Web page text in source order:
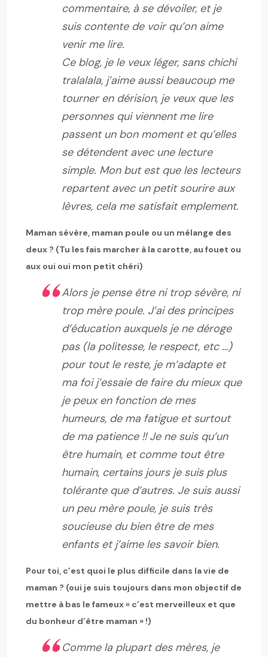
commentaire, à se dévoiler, et je
suis contente de voir qu’on aime
venir me lire.
Ce blog, je le veux léger, sans chichi
tralalala, j’aime aussi beaucoup me
tourner en dérision, je veux que les
personnes qui viennent me lire
passent un bon moment et qu’elles
se détendent avec une lecture
simple. Mon but est que les lecteurs
repartent avec un petit sourire aux
lèvres, cela me satisfait emplement.
Maman sévère, maman poule ou un mélange des
deux ? (Tu les fais marcher à la carotte, au fouet ou
aux oui oui mon petit chéri)
Alors je pense être ni trop sévère, ni
trop mère poule. J’ai des principes
d’éducation auxquels je ne déroge
pas (la politesse, le respect, etc …)
pour tout le reste, je m’adapte et
ma foi j’essaie de faire du mieux que
je peux en fonction de mes
humeurs, de ma fatigue et surtout
de ma patience !! Je ne suis qu’un
être humain, et comme tout être
humain, certains jours je suis plus
tolérante que d’autres. Je suis aussi
un peu mère poule, je suis très
soucieuse du bien être de mes
enfants et j’aime les savoir bien.
Pour toi, c’est quoi le plus difficile dans la vie de
maman ? (oui je suis toujours dans mon objectif de
mettre à bas le fameux « c’est merveilleux et que
du bonheur d’être maman » !)
Comme la plupart des mères, je